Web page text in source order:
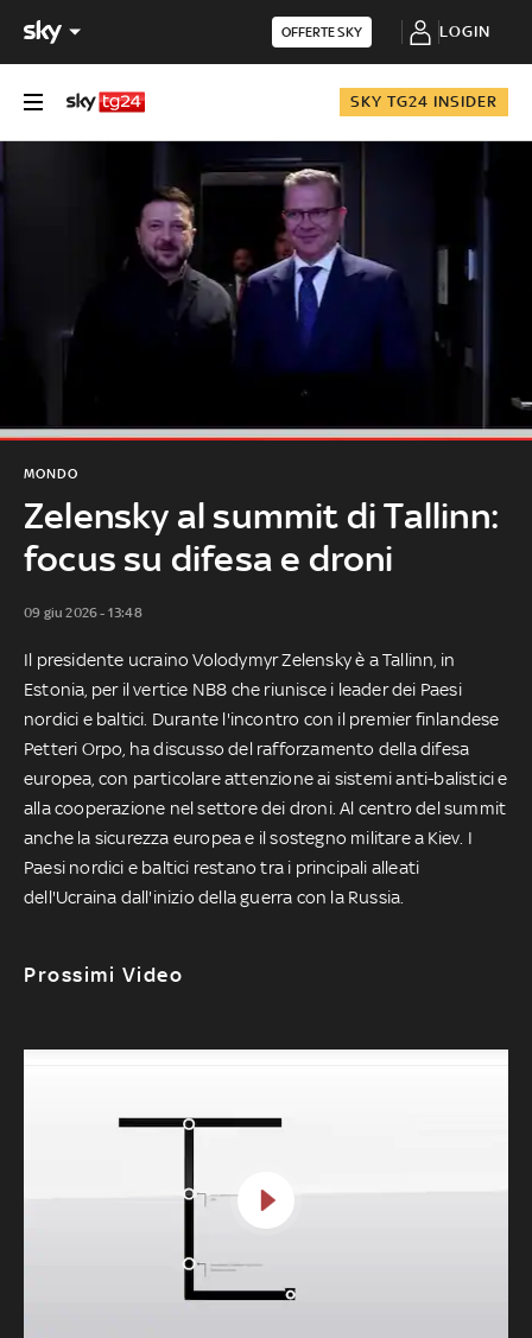
OFFERTE SKY LOGIN
SKY TG24 INSIDER
Zelensky al summit di Tallinn:
focus su difesa e droni
MONDO
09 giu 2026 - 13:48
Il presidente ucraino Volodymyr Zelensky è a Tallinn, in
Estonia, per il vertice NB8 che riunisce i leader dei Paesi
nordici e baltici. Durante l'incontro con il premier finlandese
Petteri Orpo, ha discusso del rafforzamento della difesa
europea, con particolare attenzione ai sistemi anti-balistici e
alla cooperazione nel settore dei droni. Al centro del summit
anche la sicurezza europea e il sostegno militare a Kiev. I
Paesi nordici e baltici restano tra i principali alleati
dell'Ucraina dall'inizio della guerra con la Russia.
Prossimi Video